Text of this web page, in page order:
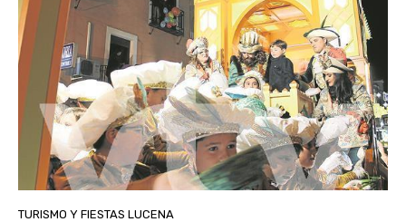
TURISMO Y FIESTAS LUCENA